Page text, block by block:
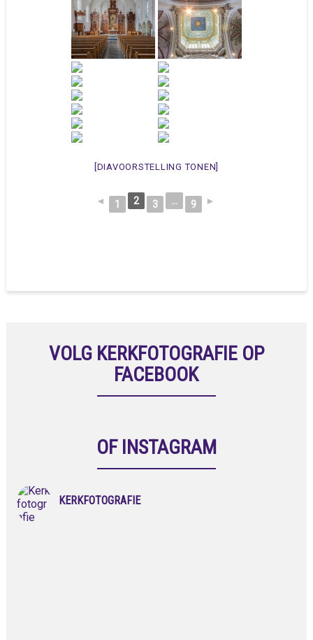
[DIAVOORSTELLING TONEN]
◄ 1 2 3 ... 9 ►
VOLG KERKFOTOGRAFIE OP
FACEBOOK
OF INSTAGRAM
KERKFOTOGRAFIE